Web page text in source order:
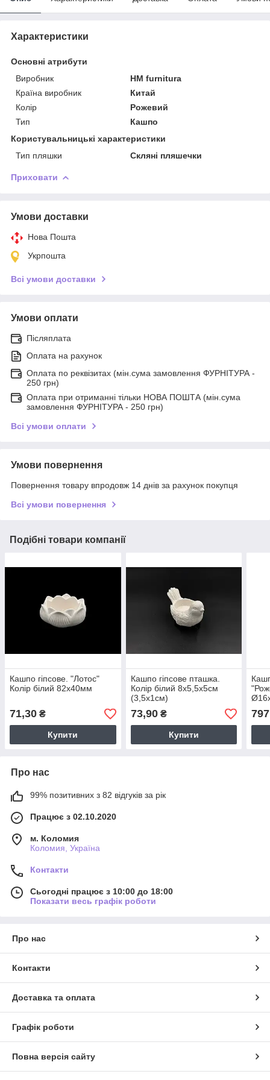
Характеристики
Основні атрибути
Виробник
HM furnitura
Країна виробник
Китай
Колір
Рожевий
Тип
Кашпо
Користувальницькі характеристики
Тип пляшки
Скляні пляшечки
Приховати
Умови доставки
Нова Пошта
Укрпошта
Всі умови доставки
Умови оплати
Післяплата
Оплата на рахунок
Оплата по реквізитах (мін.сума замовлення ФУРНІТУРА -
250 грн)
Оплата при отриманні тільки НОВА ПОШТА (мін.сума
замовлення ФУРНІТУРА - 250 грн)
Всі умови оплати
Умови повернення
Повернення товару впродовж 14 днів за рахунок покупця
Всі умови повернення
Подібні товари компанії
Кашпо гіпсове. "Лотос"
Колір білий 82х40мм
71,30 ₴
Купити
Кашпо гіпсове пташка.
Колір білий 8х5,5х5см
(3,5х1см)
73,90₴
Купити
797
Про нас
99% позитивних з 82 відгуків за рік
Працює з 02.10.2020
м. Коломия
Коломия, Україна
Контакти
Сьогодні працює з 10:00 до 18:00
Показати весь графік роботи
Про нас
Контакти
Доставка та оплата
Графік роботи
Повна версія сайту